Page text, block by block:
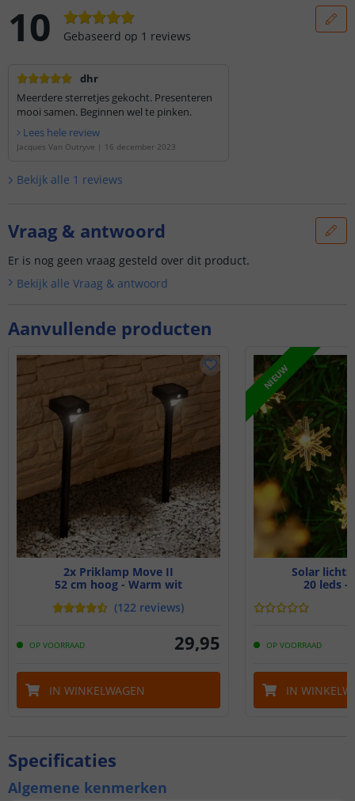
Aanvullende producten
2x Priklamp Move II
52 cm hoog - Warm wit
(122 reviews)
OP VOORRAAD 29,95
IN WINKELWAGEN
NIEUW
Solar
20 leds -
OP VOORRAAD
IN
10 Gebaseerd op 1 reviews
dhr
Meerdere sterretjes gekocht. Presenteren
mooi samen. Beginnen wel te pinken.
Lees hele review
Jacques Van Outryve | 16 december 2023
Bekijk alle 1 reviews
Vraag & antwoord
Er is nog geen vraag gesteld over dit product.
Bekijk alle Vraag & antwoord
Specificaties
Algemene kenmerken